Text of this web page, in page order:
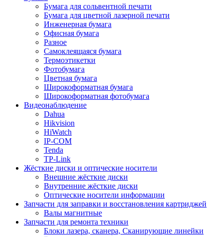
Бумага для сольвентной печати
Бумага для цветной лазерной печати
Инженерная бумага
Офисная бумага
Разное
Самоклеящаяся бумага
Термоэтикетки
Фотобумага
Цветная бумага
Широкоформатная бумага
Широкоформатная фотобумага
Видеонаблюдение
Dahua
Hikvision
HiWatch
IP-COM
Tenda
TP-Link
Жёсткие диски и оптические носители
Внешние жёсткие диски
Внутренние жёсткие диски
Оптические носители информации
Запчасти для заправки и восстановления картриджей
Валы магнитные
Запчасти для ремонта техники
Блоки лазера, сканера, Сканирующие линейки